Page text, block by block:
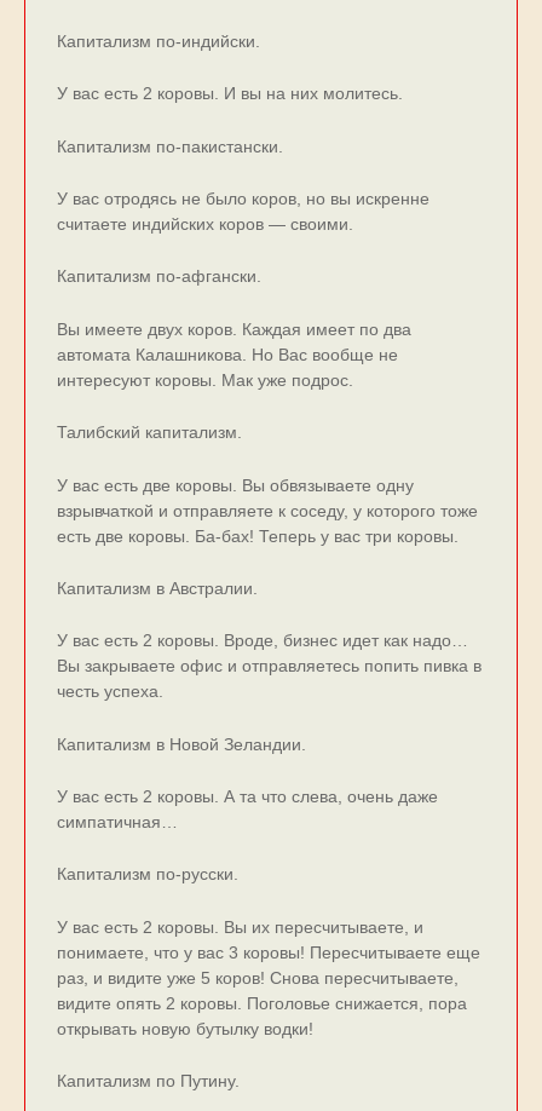
Капитализм по-индийски.
У вас есть 2 коровы. И вы на них молитесь.
Капитализм по-пакистански.
У вас отродясь не было коров, но вы искренне
считаете индийских коров — своими.
Капитализм по-афгански.
Вы имеете двух коров. Каждая имеет по два
автомата Калашникова. Но Вас вообще не
интересуют коровы. Мак уже подрос.
Талибский капитализм.
У вас есть две коровы. Вы обвязываете одну
взрывчаткой и отправляете к соседу, у которого тоже
есть две коровы. Ба-бах! Теперь у вас три коровы.
Капитализм в Австралии.
У вас есть 2 коровы. Вроде, бизнес идет как надо…
Вы закрываете офис и отправляетесь попить пивка в
честь успеха.
Капитализм в Новой Зеландии.
У вас есть 2 коровы. А та что слева, очень даже
симпатичная…
Капитализм по-русски.
У вас есть 2 коровы. Вы их пересчитываете, и
понимаете, что у вас 3 коровы! Пересчитываете еще
раз, и видите уже 5 коров! Снова пересчитываете,
видите опять 2 коровы. Поголовье снижается, пора
открывать новую бутылку водки!
Капитализм по Путину.